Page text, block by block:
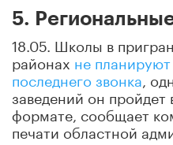
5.
18.05. Школы в
районах не
последнего звонка ,
заведений он
формате, сообщает
печати областной